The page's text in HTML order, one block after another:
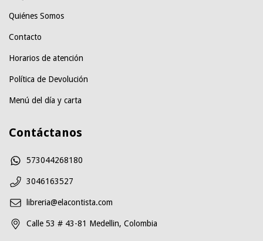
Quiénes Somos
Contacto
Horarios de atención
Política de Devolución
Menú del día y carta
Contáctanos
573044268180
3046163527
libreria@elacontista.com
Calle 53 # 43-81 Medellin, Colombia